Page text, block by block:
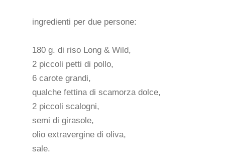
ingredienti per due persone:
180 g. di riso Long & Wild,
2 piccoli petti di pollo,
6 carote grandi,
qualche fettina di scamorza dolce,
2 piccoli scalogni,
semi di girasole,
olio extravergine di oliva,
sale.